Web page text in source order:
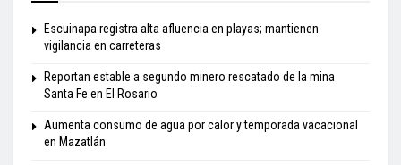
Escuinapa registra alta afluencia en playas; mantienen
vigilancia en carreteras
Reportan estable a segundo minero rescatado de la mina
Santa Fe en El Rosario
Aumenta consumo de agua por calor y temporada vacacional
en Mazatlán